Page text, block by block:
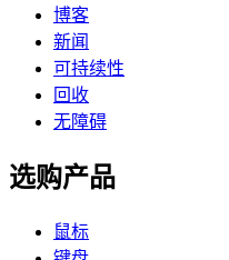
博客
新闻
可持续性
回收
无障碍
选购产品
鼠标